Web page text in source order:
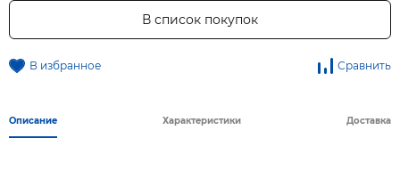
В список покупок
В избранное Сравнить
Описание Характеристики Доставка